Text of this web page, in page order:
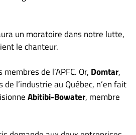
un moratoire dans notre lutte,
le chanteur.
de l’APFC. Or, Domtar,
de l’industrie au Québec, n’en fait
Abitibi-Bowater, membre